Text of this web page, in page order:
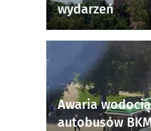
wydarzeń
Awaria
autobusów